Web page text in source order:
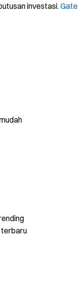
investasi.Gate
terbaru